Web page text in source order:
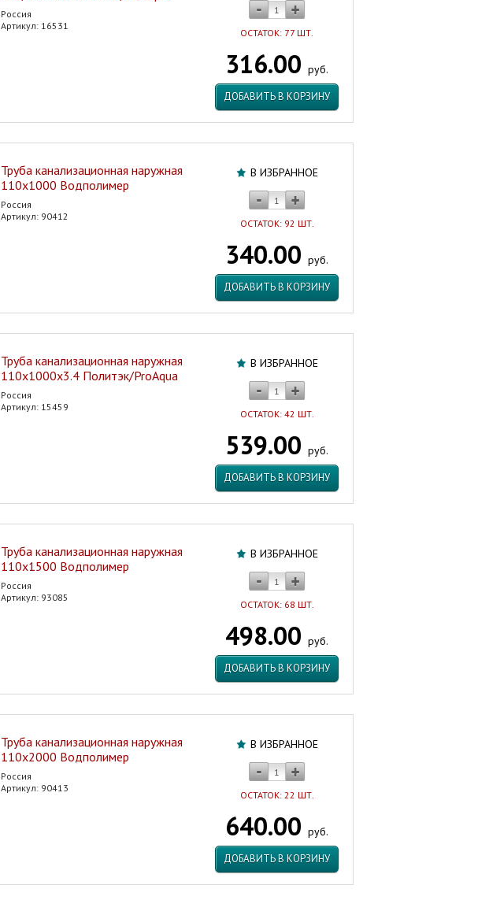
ОСТАТОК: 77 ШТ.
316.00 руб.
ДОБАВИТЬ В КОРЗИНУ
Россия
Артикул: 16531
В ИЗБРАННОЕ
ОСТАТОК: 92 ШТ.
340.00 руб.
ДОБАВИТЬ В КОРЗИНУ
Труба канализационная наружная
110х1000 Водполимер
Россия
Артикул: 90412
В ИЗБРАННОЕ
ОСТАТОК: 42 ШТ.
539.00 руб.
ДОБАВИТЬ В КОРЗИНУ
Труба канализационная наружная
110х1000х3.4 Политэк/ProAqua
Россия
Артикул: 15459
В ИЗБРАННОЕ
ОСТАТОК: 68 ШТ.
498.00 руб.
ДОБАВИТЬ В КОРЗИНУ
Труба канализационная наружная
110х1500 Водполимер
Россия
Артикул: 93085
В ИЗБРАННОЕ
ОСТАТОК: 22 ШТ.
640.00 руб.
ДОБАВИТЬ В КОРЗИНУ
Труба канализационная наружная
110х2000 Водполимер
Россия
Артикул: 90413